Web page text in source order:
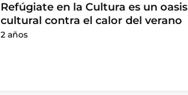
Refúgiate en la Cultura es un oasis
cultural contra el calor del verano
2 años